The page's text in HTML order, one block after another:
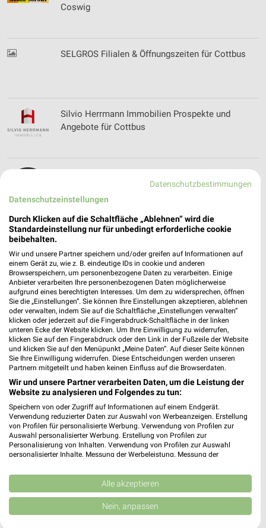
Coswig
SELGROS Filialen & Öffnungszeiten für Cottbus
Silvio Herrmann Immobilien Prospekte und
Angebote für Cottbus
Sonderpreis Baumarkt Prospekte & Angebote für
Sonnenstudio3000 Filialen & Öffnungszeiten für
Fürstenwalde
Sport 2000 Prospekte, Angebote & Aktionen
Spreewald Filialen & Öffnungszeiten für
Vetschau / Spreewald
SÜLL Filialen & Öffnungszeiten für Luckau
Datenschutzbestimmungen
Datenschutzeinstellungen
Durch Klicken auf die Schaltfläche „Ablehnen“ wird die
Standardeinstellung nur für unbedingt erforderliche cookie
beibehalten.
Wir und unsere Partner speichern und/oder greifen auf Informationen auf
einem Gerät zu, wie z. B. eindeutige IDs in cookie und anderen
Browserspeichern, um personenbezogene Daten zu verarbeiten. Einige
Anbieter verarbeiten Ihre personenbezogenen Daten möglicherweise
aufgrund eines berechtigten Interesses. Um dem zu widersprechen, öffnen
Sie die „Einstellungen“. Sie können Ihre Einstellungen akzeptieren, ablehnen
oder verwalten, indem Sie auf die Schaltfläche „Einstellungen verwalten“
klicken oder jederzeit auf die Fingerabdruck-Schaltfläche in der linken
unteren Ecke der Website klicken. Um Ihre Einwilligung zu widerrufen,
klicken Sie auf den Fingerabdruck oder den Link in der Fußzeile der Website
und klicken Sie auf den Menüpunkt „Meine Daten“. Auf dieser Seite können
Sie Ihre Einwilligung widerrufen. Diese Entscheidungen werden unseren
Partnern mitgeteilt und haben keinen Einfluss auf die Browserdaten.
Wir und unsere Partner verarbeiten Daten, um die Leistung der
Website zu analysieren und Folgendes zu tun:
Speichern von oder Zugriff auf Informationen auf einem Endgerät.
Verwendung reduzierter Daten zur Auswahl von Werbeanzeigen. Erstellung
von Profilen für personalisierte Werbung. Verwendung von Profilen zur
Auswahl personalisierter Werbung. Erstellung von Profilen zur
Personalisierung von Inhalten. Verwendung von Profilen zur Auswahl
personalisierter Inhalte. Messung der Werbeleistung. Messung der
Kombinationen von Daten aus verschiedenen Quellen. Entwicklung und
Verbesserung der Angebote. Verwendung reduzierter Daten zur Auswahl
von Inhalten.
Daten können außerhalb der Europäischen Union weitergegeben und in die
Alle akzeptieren
Nein, anpassen